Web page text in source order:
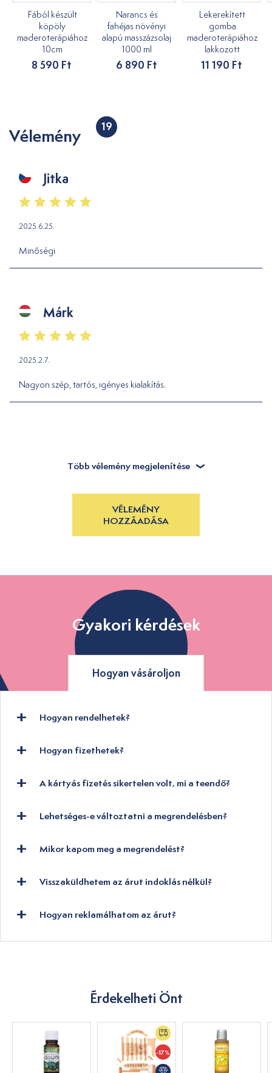
Fából készült
köpöly
maderoterápiához
10cm
8 590 Ft
Narancs és
fahéjas növényi
alapú masszázsolaj
1000 ml
6 890 Ft
Lekerekített
gomba
maderoterápiához
lakkozott
11 190 Ft
Vélemény 19
Jitka
2025.6.25.
Minőségi
Márk
2025.2.7.
Nagyon szép, tartós, igényes kialakítás.
Több vélemény megjelenítése
VÉLEMÉNY
HOZZÁADÁSA
Gyakori kérdések
Hogyan vásároljon
Hogyan rendelhetek?
Hogyan fizethetek?
A kártyás fizetés sikertelen volt, mi a teendő?
Lehetséges-e változtatni a megrendelésben?
Mikor kapom meg a megrendelést?
Visszaküldhetem az árut indoklás nélkül?
Hogyan reklamálhatom az árut?
Érdekelheti Önt
-17%